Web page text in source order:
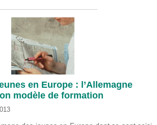
en Europe : l’Allemagne
modèle de formation